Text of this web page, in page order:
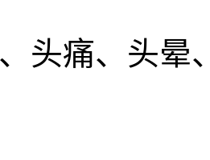
头痛、头晕